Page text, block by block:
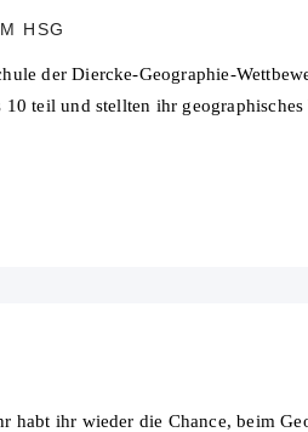
HSG
der Diercke-Geographie-
teil und stellten ihr geographisches
ihr wieder die Chance, beim